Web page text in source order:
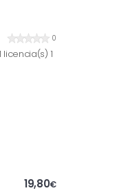
0
1
19,80€